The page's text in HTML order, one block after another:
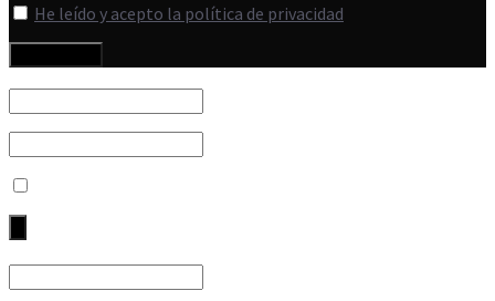
He leído y acepto la política de privacidad